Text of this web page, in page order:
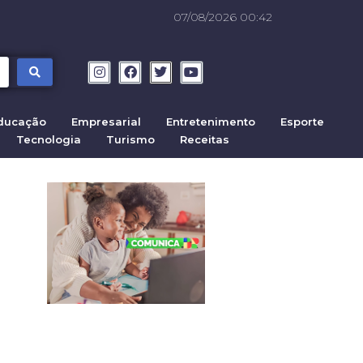
07/08/2026 00:42
Empresarial Entretenimento
Esporte
Tecnologia Turismo Receitas